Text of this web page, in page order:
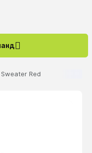
Sweater Red